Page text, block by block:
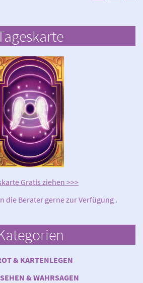
Gratis ziehen >>>
die Berater gerne zur Verfügung .
& KARTENLEGEN
& WAHRSAGEN